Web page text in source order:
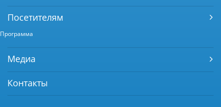
Посетителям
Программа
Медиа
Контакты